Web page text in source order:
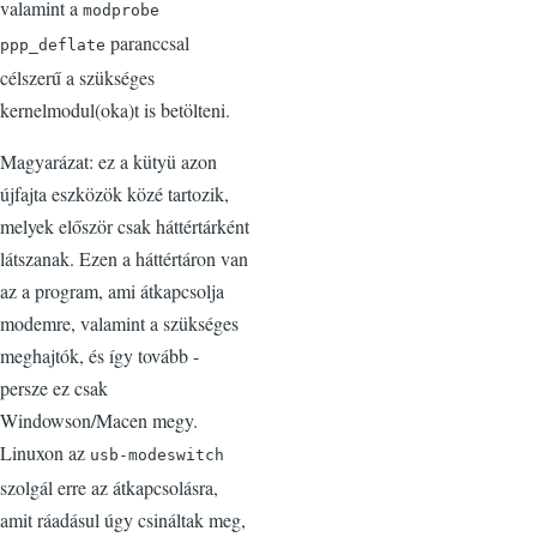
valamint a modprobe
ppp_deflate paranccsal
célszerű a szükséges
kernelmodul(oka)t is betölteni.
Magyarázat: ez a kütyü azon
újfajta eszközök közé tartozik,
melyek először csak háttértárként
látszanak. Ezen a háttértáron van
az a program, ami átkapcsolja
modemre, valamint a szükséges
meghajtók, és így tovább -
persze ez csak
Windowson/Macen megy.
Linuxon az usb-modeswitch
szolgál erre az átkapcsolásra,
amit ráadásul úgy csináltak meg,